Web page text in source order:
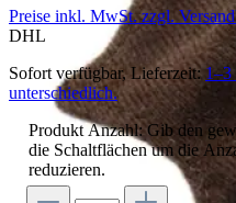
Preise inkl. MwSt. zzgl.
DHL
Sofort verfügbar, Lieferzeit:1–3
unterschiedlich.
Produkt Anzahl: Gib den
die Schaltflächen um die
reduzieren.